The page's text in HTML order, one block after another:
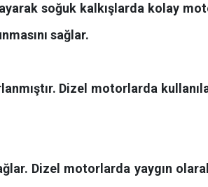
soğuk kalkışlarda kolay
sağlar.
Dizel motorlarda
Dizel motorlarda yaygın